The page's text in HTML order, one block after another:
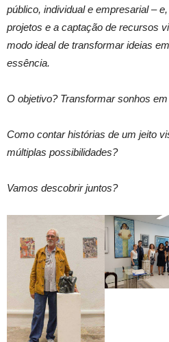
público, individual e empresarial –
projetos e a captação de recursos
modo ideal de transformar ideias
essência.
O objetivo? Transformar sonhos
Como contar histórias de um jeito
múltiplas possibilidades?
Vamos descobrir juntos?